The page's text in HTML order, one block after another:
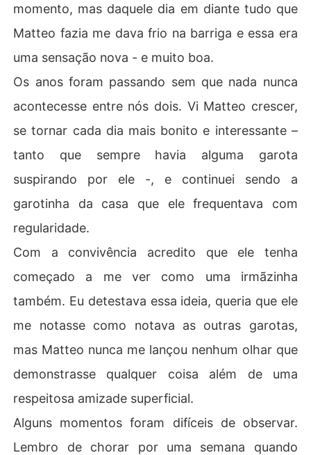
momento, mas daquele dia em diante tudo que
Matteo fazia me dava frio na barriga e essa era
uma sensação nova - e muito boa.
Os anos foram passando sem que nada nunca
acontecesse entre nós dois. Vi Matteo crescer,
se tornar cada dia mais bonito e interessante –
tanto que sempre havia alguma garota
suspirando por ele -, e continuei sendo a
garotinha da casa que ele frequentava com
regularidade.
Com a convivência acredito que ele tenha
começado a me ver como uma irmãzinha
também. Eu detestava essa ideia, queria que ele
me notasse como notava as outras garotas,
mas Matteo nunca me lançou nenhum olhar que
demonstrasse qualquer coisa além de uma
respeitosa amizade superficial.
Alguns momentos foram difíceis de observar.
Lembro de chorar por uma semana quando